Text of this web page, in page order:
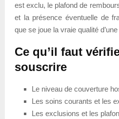
est exclu, le plafond de
et la présence éventuelle de
que se joue la vraie qualité
Ce qu’il faut
souscrire
Le niveau de couverture
Les soins courants et les
Les exclusions et les